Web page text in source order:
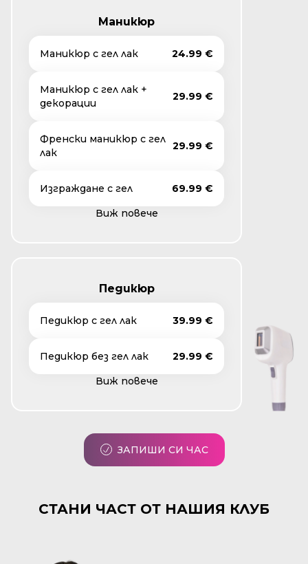
Маникюр
Маникюр с гел лак 24.99 €
Маникюр с гел лак +
декорации
29.99 €
Френски маникюр с гел
лак
29.99 €
Изграждане с гел
69.99 €
Виж повече
Педикюр
Педикюр с гел лак 39.99 €
Педикюр без гел лак
29.99 €
Виж повече
ЗАПИШИ СИ ЧАС
СТАНИ ЧАСТ ОТ НАШИЯ КЛУБ